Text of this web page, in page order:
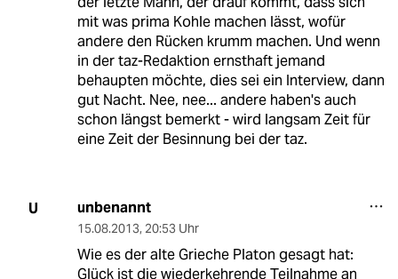
mit was prima Kohle machen lässt, wofür
andere den Rücken krumm machen. Und wenn
in der taz-Redaktion ernsthaft jemand
behaupten möchte, dies sei ein Interview, dann
gut Nacht. Nee, nee... andere haben's auch
schon längst bemerkt - wird langsam Zeit für
eine Zeit der Besinnung bei der taz.
U unbenannt
15.08.2013, 20:53 Uhr
Wie es der alte Grieche Platon gesagt hat:
Glück ist die wiederkehrende Teilnahme an